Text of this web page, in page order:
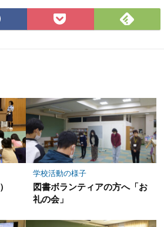
Facebook
で
Pocket
に
Feedly
で
学校活動の様子
図書ボランティアの方へ「お
礼の会」